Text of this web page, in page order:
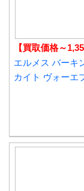
【買取価格～
エルメス バーキ
カイト ヴォーエ